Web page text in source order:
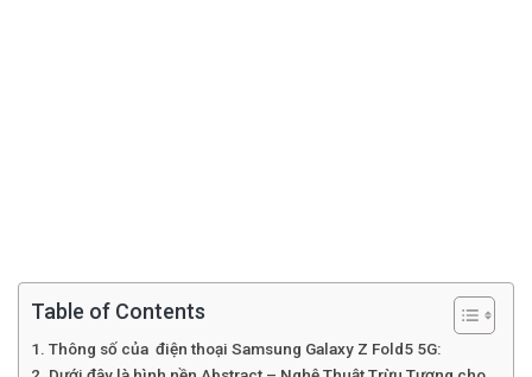
Table of Contents
Thông số của điện thoại Samsung Galaxy Z Fold5 5G: